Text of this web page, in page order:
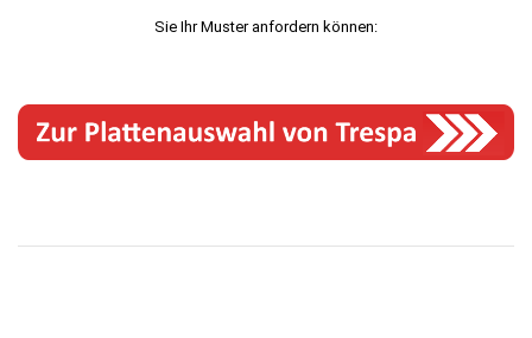
Sie Ihr Muster anfordern können: